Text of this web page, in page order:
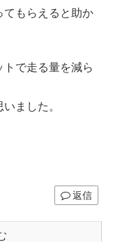
てもらえると助か
で走る量を減ら
ました。
返信